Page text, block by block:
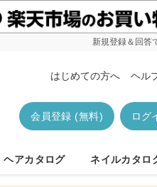
新規登録＆回答
はじめての方へ ヘル
ログ
会員登録 (無料)
ヘアカタログ ネイルカタロ